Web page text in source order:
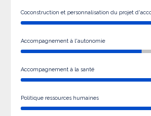
Coconstruction et personnalisation du projet
Accompagnement à l'autonomie
Accompagnement à la santé
Politique ressources humaines